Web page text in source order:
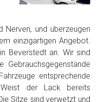
Nerven, und überzeugen
einzigartigen Angebot.
Beverstedt an. Wir sind
Gebrauchsgegenstände
entsprechende
Weist der Lack bereits
Sitze sind verwetzt und